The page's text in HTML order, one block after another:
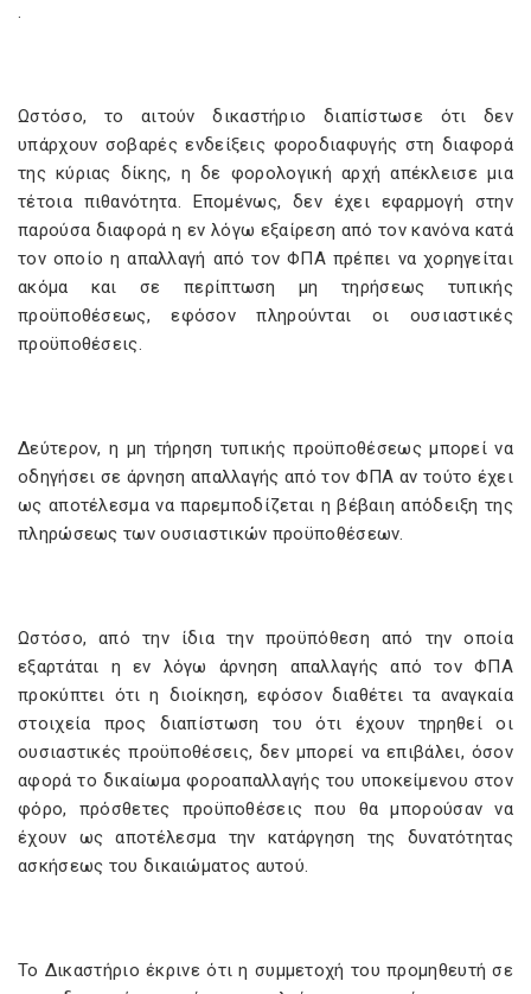
.
Ωστόσο, το αιτούν δικαστήριο διαπίστωσε ότι δεν
υπάρχουν σοβαρές ενδείξεις φοροδιαφυγής στη διαφορά
της κύριας δίκης, η δε φορολογική αρχή απέκλεισε μια
τέτοια πιθανότητα. Επομένως, δεν έχει εφαρμογή στην
παρούσα διαφορά η εν λόγω εξαίρεση από τον κανόνα κατά
τον οποίο η απαλλαγή από τον ΦΠΑ πρέπει να χορηγείται
ακόμα και σε περίπτωση μη τηρήσεως τυπικής
προϋποθέσεως, εφόσον πληρούνται οι ουσιαστικές
προϋποθέσεις.
Δεύτερον, η μη τήρηση τυπικής προϋποθέσεως μπορεί να
οδηγήσει σε άρνηση απαλλαγής από τον ΦΠΑ αν τούτο έχει
ως αποτέλεσμα να παρεμποδίζεται η βέβαιη απόδειξη της
πληρώσεως των ουσιαστικών προϋποθέσεων.
Ωστόσο, από την ίδια την προϋπόθεση από την οποία
εξαρτάται η εν λόγω άρνηση απαλλαγής από τον ΦΠΑ
προκύπτει ότι η διοίκηση, εφόσον διαθέτει τα αναγκαία
στοιχεία προς διαπίστωση του ότι έχουν τηρηθεί οι
ουσιαστικές προϋποθέσεις, δεν μπορεί να επιβάλει, όσον
αφορά το δικαίωμα φοροαπαλλαγής του υποκείμενου στον
φόρο, πρόσθετες προϋποθέσεις που θα μπορούσαν να
έχουν ως αποτέλεσμα την κατάργηση της δυνατότητας
ασκήσεως του δικαιώματος αυτού.
Το Δικαστήριο έκρινε ότι η συμμετοχή του προμηθευτή σε